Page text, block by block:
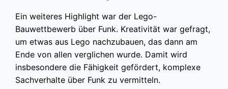
Ein weiteres Highlight war der Lego-
Bauwettbewerb über Funk. Kreativität war gefragt,
um etwas aus Lego nachzubauen, das dann am
Ende von allen verglichen wurde. Damit wird
insbesondere die Fähigkeit gefördert, komplexe
Sachverhalte über Funk zu vermitteln.